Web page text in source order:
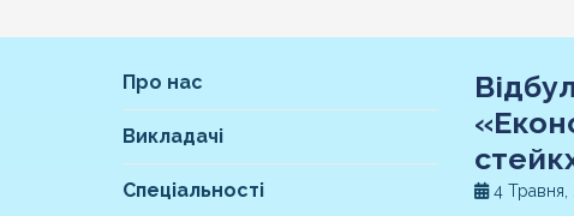
Про нас
Викладачі
Спеціальності 4 Травня,